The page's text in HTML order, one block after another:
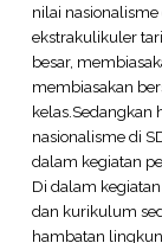
nilai
ekstrakulikuler
besar,
membiasakan
kelas.Sedangkan
nasionalisme di
dalam kegiatan
Di dalam
dan kurikulum
hambatan